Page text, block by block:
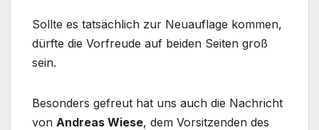
Sollte es tatsächlich zur Neuauflage kommen,
dürfte die Vorfreude auf beiden Seiten groß
sein.
Besonders gefreut hat uns auch die Nachricht
von Andreas Wiese, dem Vorsitzenden des